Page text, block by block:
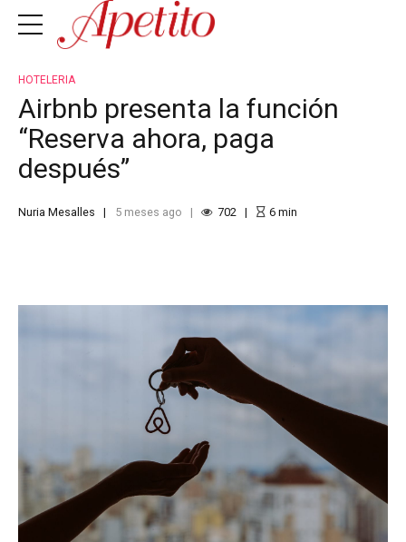
HOTELERIA
Airbnb presenta la función
“Reserva ahora, paga
después”
Nuria Mesalles 5 meses ago 702 6min